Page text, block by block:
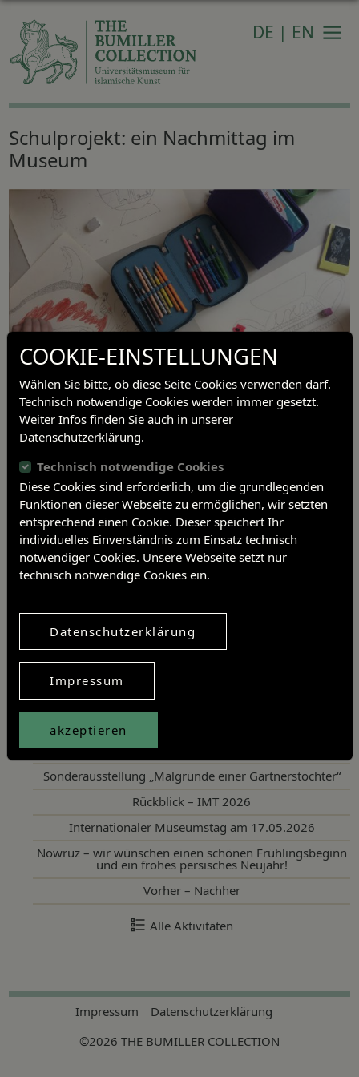
DE | EN
Schulprojekt: ein Nachmittag im
Museum
Nach einer Rallye durch die Räumlichkeiten und auf der Suche
nach dem fabelhaftesten Wesen lassen die Schülerinnen und
Schüler ihrer Fantasie freien Lauf bei der Kreation ihrer eigenen
Fabeltiere.
Museumsbesuche können gebucht werden unter
bumiller-collection.com
Artikel teilen
Neueste Aktivitäten
Sonderausstellung „Malgründe einer Gärtnerstochter“
Rückblick – IMT 2026
Internationaler Museumstag am 17.05.2026
Nowruz – wir wünschen einen schönen Frühlingsbeginn
und ein frohes persisches Neujahr!
Vorher – Nachher
Alle Aktivitäten
Impressum
Datenschutzerklärung
©2026 THE BUMILLER COLLECTION
COOKIE-EINSTELLUNGEN
Wählen Sie bitte, ob diese Seite Cookies verwenden darf.
Technisch notwendige Cookies werden immer gesetzt.
Weiter Infos finden Sie auch in unserer
Datenschutzerklärung.
Technisch notwendige Cookies
Diese Cookies sind erforderlich, um die grundlegenden
Funktionen dieser Webseite zu ermöglichen, wir setzten
entsprechend einen Cookie. Dieser speichert Ihr
individuelles Einverständnis zum Einsatz technisch
notwendiger Cookies. Unsere Webseite setzt nur
technisch notwendige Cookies ein.
Datenschutzerklärung
Impressum
akzeptieren